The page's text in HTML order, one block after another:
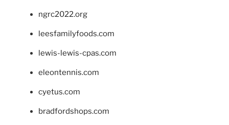
ngrc2022.org
leesfamilyfoods.com
lewis-lewis-cpas.com
eleontennis.com
cyetus.com
bradfordshops.com